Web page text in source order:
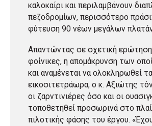
καλοκαίρι και περιλαμβάνουν
πεζοδρομίων, περισσότερο
φύτευση 90 νέων μεγάλων
Απαντώντας σε σχετική ερώτηση
φοίνικες, η απομάκρυνση των
και αναμένεται να ολοκληρωθεί
εικοσιτετράωρα, ο κ. Αξιώτης
οι ζαρντινιέρες όσο και οι
τοποθετηθεί προσωρινά στο
πιλοτικής φάσης του έργου.